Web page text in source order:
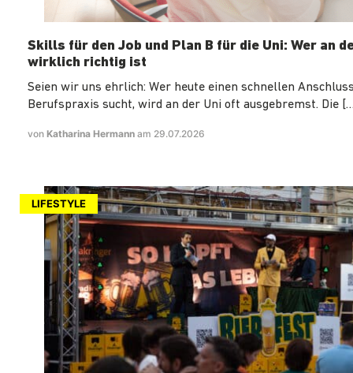
Skills für den Job und Plan B für die Uni: Wer an
wirklich richtig ist
Seien wir uns ehrlich: Wer heute einen schnellen
Berufspraxis sucht, wird an der Uni oft ausgebremst. Die
von Katharina Hermann am 29.07.2026
LIFESTYLE